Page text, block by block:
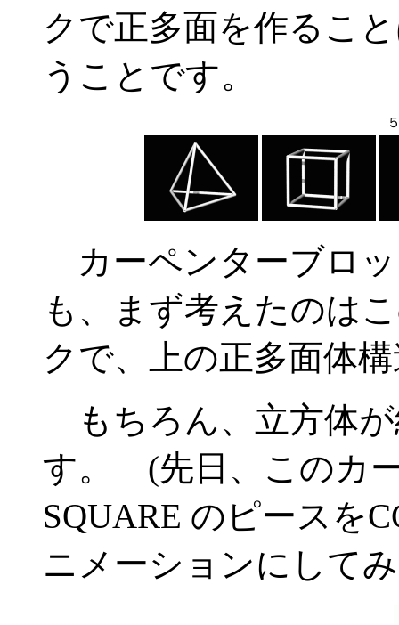
クで正多面を作るこ
うことです。
カーペンターブロ
も、まず考えたのは
クで、上の正多面体
もちろん、立方体
す。 (先日、このカ
SQUARE のピースを
ニメーションにして